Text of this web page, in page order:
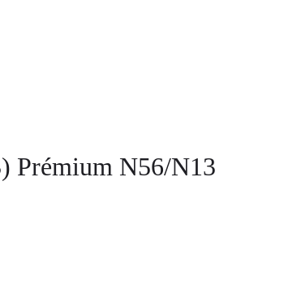
Prémium N56/N13